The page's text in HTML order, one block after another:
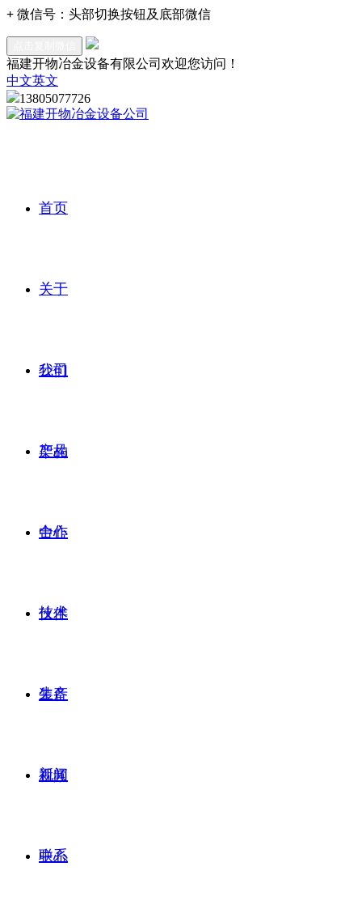
+ 微信号： 头部切换按钮及底部微信
福建开物冶金设备有限公司欢迎您访问！
中文英文
13805077726
首页
关于
我们
公司
架构
产品
中心
合作
伙伴
技术
装备
生产
视频
新闻
中心
联系